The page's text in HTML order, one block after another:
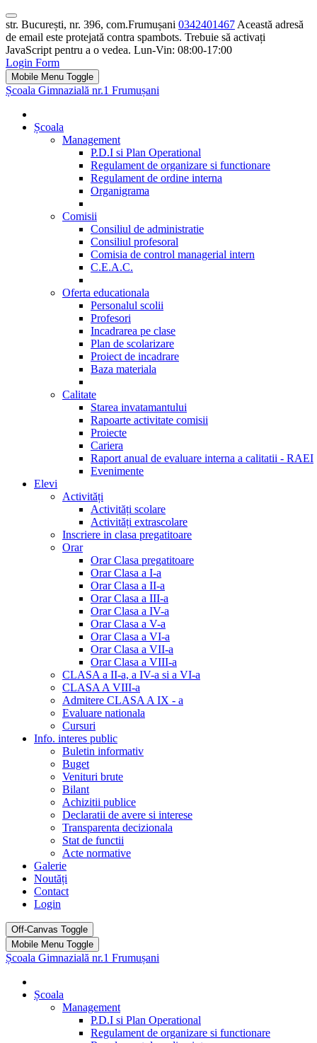
str. București, nr. 396, com.Frumușani 0342401467 Această adresă
de email este protejată contra spambots. Trebuie să activați
JavaScript pentru a o vedea. Lun-Vin: 08:00-17:00
Login Form
Mobile Menu Toggle
Școala Gimnazială nr.1 Frumușani
Școala
Management
P.D.I si Plan Operational
Regulament de organizare si functionare
Regulament de ordine interna
Organigrama
Comisii
Consiliul de administratie
Consiliul profesoral
Comisia de control managerial intern
C.E.A.C.
Oferta educationala
Personalul scolii
Profesori
Incadrarea pe clase
Plan de scolarizare
Proiect de incadrare
Baza materiala
Calitate
Starea invatamantului
Rapoarte activitate comisii
Proiecte
Cariera
Raport anual de evaluare interna a calitatii - RAEI
Evenimente
Elevi
Activități
Activități scolare
Activități extrascolare
Inscriere in clasa pregatitoare
Orar
Orar Clasa pregatitoare
Orar Clasa a I-a
Orar Clasa a II-a
Orar Clasa a III-a
Orar Clasa a IV-a
Orar Clasa a V-a
Orar Clasa a VI-a
Orar Clasa a VII-a
Orar Clasa a VIII-a
CLASA a II-a, a IV-a si a VI-a
CLASA A VIII-a
Admitere CLASA A IX - a
Evaluare nationala
Cursuri
Info. interes public
Buletin informativ
Buget
Venituri brute
Bilant
Achizitii publice
Declaratii de avere si interese
Transparenta decizionala
Stat de functii
Acte normative
Galerie
Noutăți
Contact
Login
Off-Canvas Toggle
Mobile Menu Toggle
Școala Gimnazială nr.1 Frumușani
Școala
Management
P.D.I si Plan Operational
Regulament de organizare si functionare